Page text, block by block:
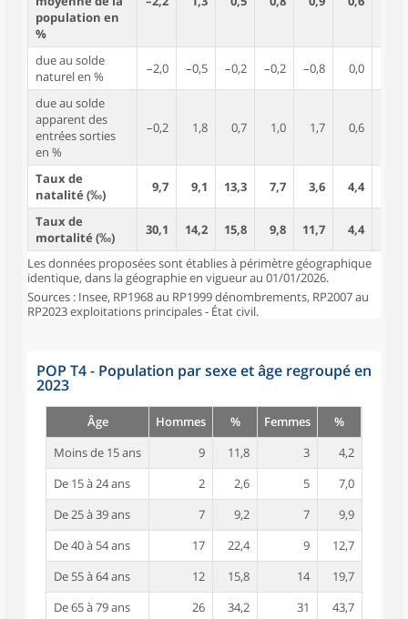
population en
%
due au solde
naturel en %
–2,0 –0,5 –0,2 –0,2 –0,8 0,0
due au solde
apparent des
entrées sorties
en %
–0,2 1,8 0,7 1,0 1,7 0,6
Taux de
natalité (‰)
9,7 9,1 13,3 7,7 3,6 4,4
Taux de
mortalité (‰)
30,1 14,2 15,8 9,8 11,7 4,4
Les données proposées sont établies à périmètre géographique
identique, dans la géographie en vigueur au 01/01/2026.
Sources : Insee, RP1968 au RP1999 dénombrements, RP2007 au
RP2023 exploitations principales - État civil.
POP T4 - Population par sexe et âge regroupé en
2023
Âge Hommes % Femmes
%
Moins de 15 ans
9 11,8 3
4,2
De 15 à 24 ans
2 2,6 5
7,0
De 25 à 39 ans
7 9,2 7
9,9
De 40 à 54 ans
17 22,4 9
12,7
De 55 à 64 ans
12 15,8 14
19,7
De 65 à 79 ans
26 34,2 31
43,7